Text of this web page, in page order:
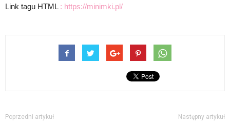
Link tagu HTML : https://minimki.pl/
Poprzedni artykuł Następny artykuł